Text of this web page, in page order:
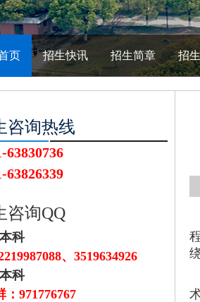
页 招生快讯 招生简章 招
咨询热线
63830736
63826339
咨询QQ
科
、 3519634926
科
：971776767